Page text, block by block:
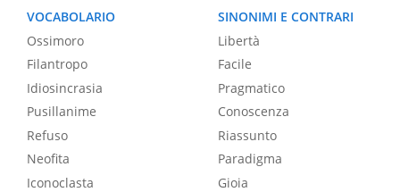
VOCABOLARIO
Ossimoro
Filantropo
Idiosincrasia
Pusillanime
Refuso
Neofita
Iconoclasta
SINONIMI E CONTRARI
Libertà
Facile
Pragmatico
Conoscenza
Riassunto
Paradigma
Gioia